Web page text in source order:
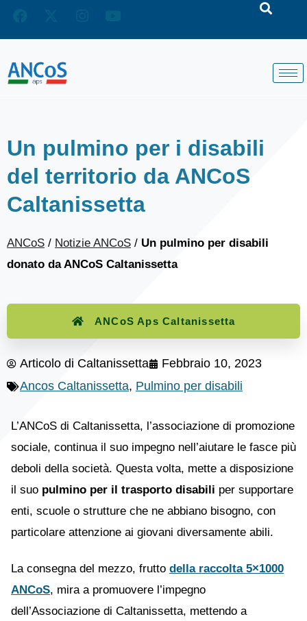
Un pulmino per i disabili
del territorio da ANCoS
Caltanissetta
ANCoS / Notizie ANCoS / Un pulmino per disabili
donato da ANCoS Caltanissetta
ANCoS Aps Caltanissetta
Articolo di Caltanissetta
Febbraio 10, 2023
Ancos Caltanissetta, Pulmino per disabili
L’ANCoS di Caltanissetta, l’associazione di promozione
sociale, continua il suo impegno nell’aiutare le fasce più
deboli della società. Questa volta, mette a disposizione
il suo pulmino per il trasporto disabili per supportare
enti, scuole o strutture che ne abbiano bisogno, con
particolare attenzione ai giovani diversamente abili.
La consegna del mezzo, frutto della raccolta 5×1000
ANCoS, mira a promuovere l’impegno
dell’Associazione di Caltanissetta, mettendo a